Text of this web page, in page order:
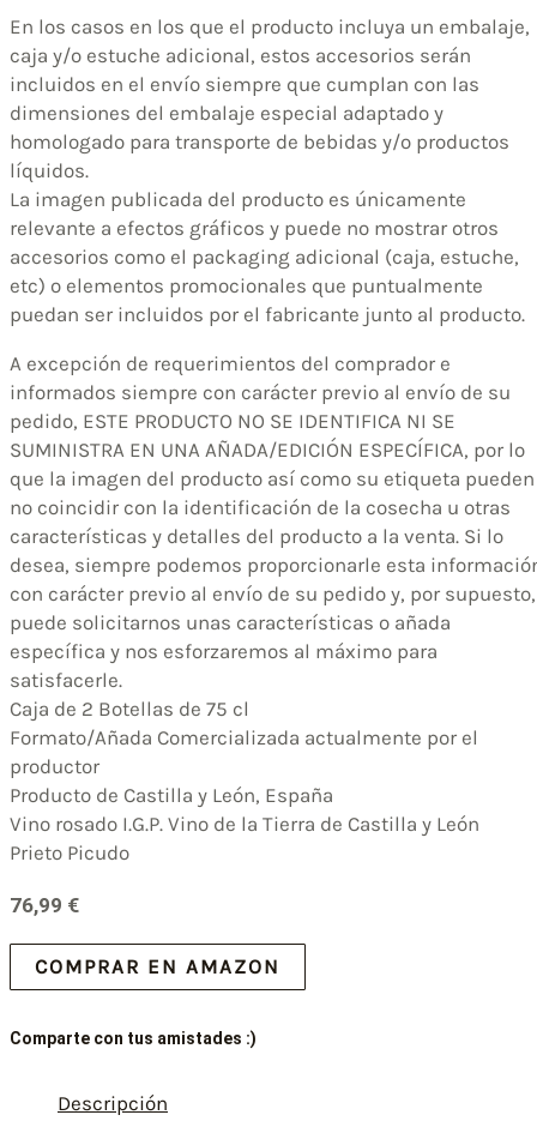
En los casos en los que el producto incluya un embalaje,
caja y/o estuche adicional, estos accesorios serán
incluidos en el envío siempre que cumplan con las
dimensiones del embalaje especial adaptado y
homologado para transporte de bebidas y/o productos
líquidos.
La imagen publicada del producto es únicamente
relevante a efectos gráficos y puede no mostrar otros
accesorios como el packaging adicional (caja, estuche,
etc) o elementos promocionales que puntualmente
puedan ser incluidos por el fabricante junto al producto.
A excepción de requerimientos del comprador e
informados siempre con carácter previo al envío de su
pedido, ESTE PRODUCTO NO SE IDENTIFICA NI SE
SUMINISTRA EN UNA AÑADA/EDICIÓN ESPECÍFICA, por lo
que la imagen del producto así como su etiqueta pueden
no coincidir con la identificación de la cosecha u otras
características y detalles del producto a la venta. Si lo
desea, siempre podemos proporcionarle esta
con carácter previo al envío de su pedido y, por supuesto,
puede solicitarnos unas características o añada
específica y nos esforzaremos al máximo para
satisfacerle.
Caja de 2 Botellas de 75 cl
Formato/Añada Comercializada actualmente por el
productor
Producto de Castilla y León, España
Vino rosado I.G.P. Vino de la Tierra de Castilla y León
Prieto Picudo
76,99 €
COMPRAR EN AMAZON
Comparte con tus amistades :)
Descripción